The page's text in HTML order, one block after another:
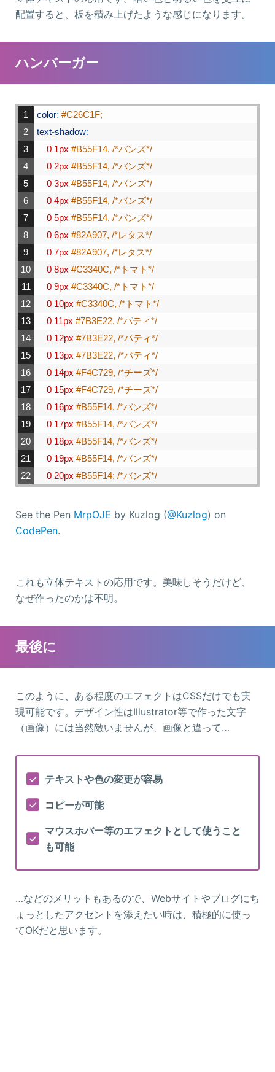
配置すると、板を積み上げたような感じになります。
ハンバーガー
1
2
3
4
5
6
7
8
9
10
11
12
13
14
15
16
17
18
19
20
21
22
color: #C26C1F;
text-shadow:
0 1px #B55F14, /*バンズ*/
0 2px #B55F14, /*バンズ*/
0 3px #B55F14, /*バンズ*/
0 4px #B55F14, /*バンズ*/
0 5px #B55F14, /*バンズ*/
0 6px #82A907, /*レタス*/
0 7px #82A907, /*レタス*/
0 8px #C3340C, /*トマト*/
0 9px #C3340C, /*トマト*/
0 10px #C3340C, /*トマト*/
0 11px #7B3E22, /*パティ*/
0 12px #7B3E22, /*パティ*/
0 13px #7B3E22, /*パティ*/
0 14px #F4C729, /*チーズ*/
0 15px #F4C729, /*チーズ*/
0 16px #B55F14, /*バンズ*/
0 17px #B55F14, /*バンズ*/
0 18px #B55F14, /*バンズ*/
0 19px #B55F14, /*バンズ*/
0 20px #B55F14; /*バンズ*/
See the Pen MrpOJE by Kuzlog (@Kuzlog) on
CodePen.
これも立体テキストの応用です。美味しそうだけど、
なぜ作ったのかは不明。
最後に
このように、ある程度のエフェクトはCSSだけでも実
現可能です。デザイン性はIllustrator等で作った文字
（画像）には当然敵いませんが、画像と違って…
テキストや色の変更が容易
コピーが可能
マウスホバー等のエフェクトとして使うこと
も可能
…などのメリットもあるので、Webサイトやブログにち
ょっとしたアクセントを添えたい時は、積極的に使っ
てOKだと思います。